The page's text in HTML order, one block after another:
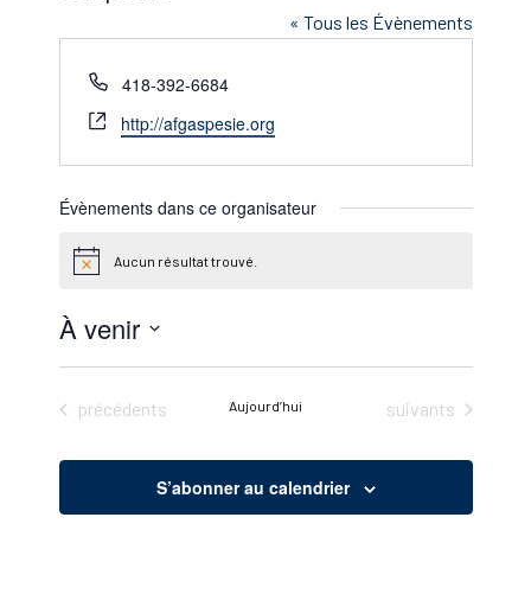
« Tous les Évènements
Téléphone
418-392-6684
Site
web
http://afgaspesie.org
Évènements dans ce organisateur
NoticeAucun résultat trouvé.
À venir
Sélectionnez
date.
Évènements
précédents Aujourd’hui Évènements
suivants
S’abonner au calendrier